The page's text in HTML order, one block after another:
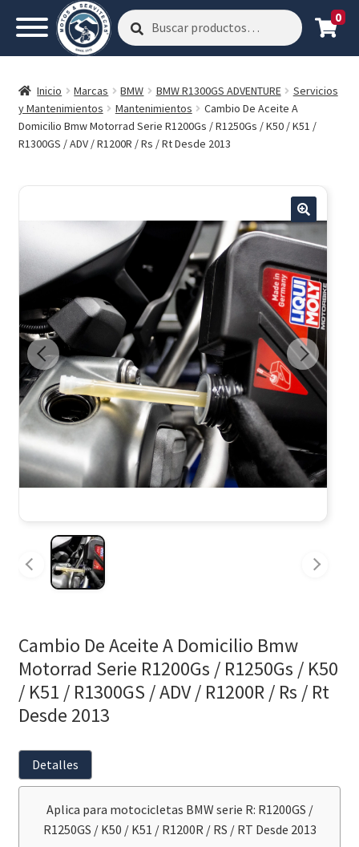
Buscar
por:
Buscar 0
Inicio Marcas BMW BMW R1300GS ADVENTURE
Servicios
y Mantenimientos
Mantenimientos
Cambio De Aceite A
Domicilio Bmw Motorrad Serie R1200Gs / R1250Gs / K50 / K51 /
R1300GS / ADV / R1200R / Rs / Rt Desde 2013
Cambio De Aceite A Domicilio Bmw
Motorrad Serie R1200Gs / R1250Gs / K50
/ K51 / R1300GS / ADV / R1200R / Rs / Rt
Desde 2013
Detalles
Aplica para motocicletas BMW serie R: R1200GS /
R1250GS / K50 / K51 / R1200R / RS / RT Desde 2013